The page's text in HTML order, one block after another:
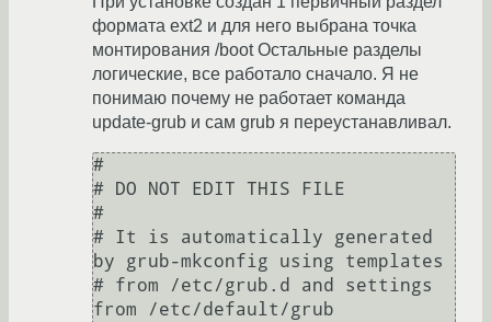
формата ext2 и для него выбрана точка
монтирования /boot Остальные разделы
логические, все работало сначало. Я не
понимаю почему не работает команда
update-grub и сам grub я переустанавливал.
#
# DO NOT EDIT THIS FILE
#
# It is automatically generated
by grub-mkconfig using templates
# from /etc/grub.d and settings
from /etc/default/grub